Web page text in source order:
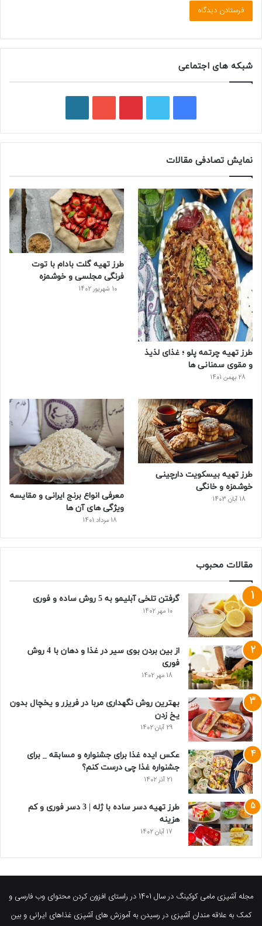
شبکه های اجتماعی
ی
س
ب
و
ک
و
ی
ت
ر
ی
ت
ر
ی
س
ت
و
ی
و
ب
ر
پ
ر
س
نمایش تصادفی مقالات
طرز تهیه چرتمه پلو ؛ غذای لذیذ
و مقوی سمنانی ها
28 بهمن 1401
طرز تهیه گلت بادام با توت
فرنگی مجلسی و خوشمزه
10 شهریور 1402
طرز تهیه بیسکویت دارچینی
خوشمزه و خانگی
18 آبان 1403
معرفی انواع برنج ایرانی و مقایسه
ویژگی های آن ها
18 مرداد 1401
مقالات محبوب
گرفتن تلخی آبلیمو به 5 روش ساده و فوری
10 مهر 1402
از بین بردن بوی سیر در غذا و دهان با 4 روش
فوری
18 مهر 1402
بهترین روش نگهداری مربا در فریزر و یخچال بدون
یخ زدن
29 آبان 1402
عکس ایده غذا برای جشنواره و مسابقه _ برای
جشنواره غذا چی درست کنم؟
21 آذر 1402
طرز تهیه دسر ساده با ژله | 3 دسر فوری و کم
هزینه
17 آبان 1402
مجله آشپزی مامی کوکینگ در سال 1401 در راستای افزون کردن محتوای وب فارسی و
کمک به علاقه مندان آشپزی در رسیدن به آموزش های آشپزی غذاهای ایرانی و بین